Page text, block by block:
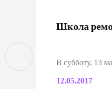
Школа
В субботу, 13
12.05.2017